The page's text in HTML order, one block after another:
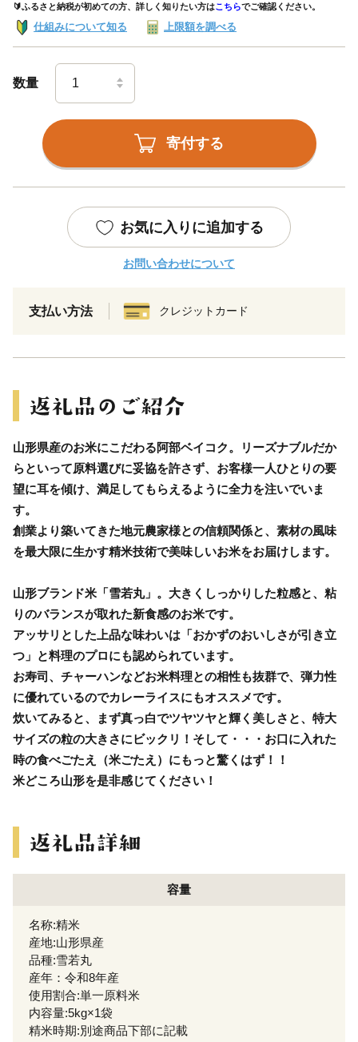
🔰ふるさと納税が初めての方、詳しく知りたい方はこちらでご確認ください。
仕組みについて知る 上限額を調べる
数量
寄付する
お気に入りに追加する
お問い合わせについて
支払い方法 クレジットカード
山形県産のお米にこだわる阿部ベイコク。リーズナブルだか
らといって原料選びに妥協を許さず、お客様一人ひとりの要
望に耳を傾け、満足してもらえるように全力を注いでいま
す。
創業より築いてきた地元農家様との信頼関係と、素材の風味
を最大限に生かす精米技術で美味しいお米をお届けします。
山形ブランド米「雪若丸」。大きくしっかりした粒感と、粘
りのバランスが取れた新食感のお米です。
アッサリとした上品な味わいは「おかずのおいしさが引き立
つ」と料理のプロにも認められています。
お寿司、チャーハンなどお米料理との相性も抜群で、弾力性
に優れているのでカレーライスにもオススメです。
炊いてみると、まず真っ白でツヤツヤと輝く美しさと、特大
サイズの粒の大きさにビックリ！そして・・・お口に入れた
時の食べごたえ（米ごたえ）にもっと驚くはず！！
米どころ山形を是非感じてください！
容量
名称:精米
産地:山形県産
品種:雪若丸
産年：令和8年産
使用割合:単一原料米
内容量:5kg×1袋
精米時期:別途商品下部に記載